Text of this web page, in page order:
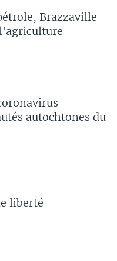
Brazzaville
autochtones du
liberté